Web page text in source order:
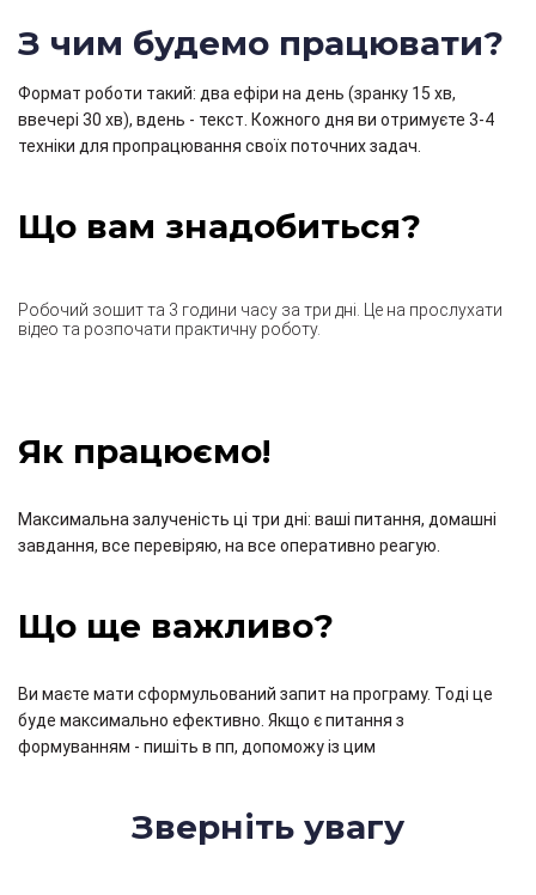
З чим будемо працювати?
Формат роботи такий: два ефіри на день (зранку 15 хв,
ввечері 30 хв), вдень - текст. Кожного дня ви отримуєте 3-4
техніки для пропрацювання своїх поточних задач.
Що вам знадобиться?
Робочий зошит та 3 години часу за три дні. Це на прослухати
відео та розпочати практичну роботу.
Як працюємо!
Максимальна залученість ці три дні: ваші питання, домашні
завдання, все перевіряю, на все оперативно реагую.
Що ще важливо?
Ви маєте мати сформульований запит на програму. Тоді це
буде максимально ефективно. Якщо є питання з
формуванням - пишіть в пп, допоможу із цим
Зверніть увагу